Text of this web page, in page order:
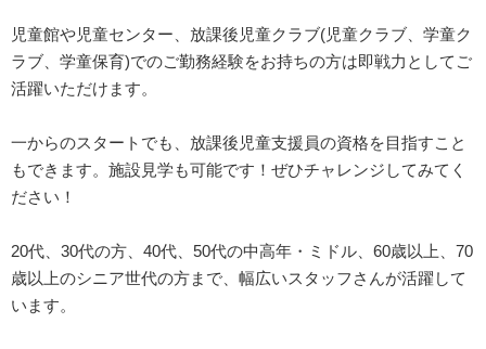
児童館や児童センター、放課後児童クラブ(児童クラブ、学童ク
ラブ、学童保育)でのご勤務経験をお持ちの方は即戦力としてご
活躍いただけます。
一からのスタートでも、放課後児童支援員の資格を目指すこと
もできます。施設見学も可能です！ぜひチャレンジしてみてく
ださい！
20代、30代の方、40代、50代の中高年・ミドル、60歳以上、70
歳以上のシニア世代の方まで、幅広いスタッフさんが活躍して
います。